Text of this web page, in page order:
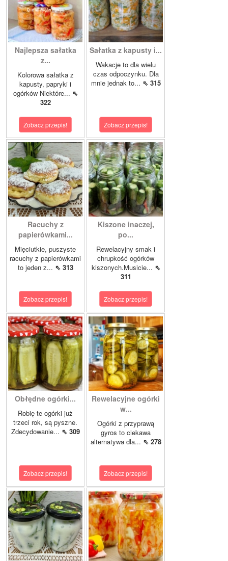
Najlepsza sałatka
z...
Kolorowa sałatka z
kapusty, papryki i
ogórków Niektóre... ⇖
322
Zobacz przepis!
Sałatka z kapusty i...
Wakacje to dla wielu
czas odpoczynku. Dla
mnie jednak to... ⇖ 315
Zobacz przepis!
Racuchy z
papierówkami...
Mięciutkie, puszyste
racuchy z papierówkami
to jeden z... ⇖ 313
Zobacz przepis!
Kiszone inaczej,
po...
Rewelacyjny smak i
chrupkość ogórków
kiszonych.Musicie... ⇖
311
Zobacz przepis!
Obłędne ogórki...
Robię te ogórki już
trzeci rok, są pyszne.
Zdecydowanie... ⇖ 309
Zobacz przepis!
Rewelacyjne ogórki
w...
Ogórki z przyprawą
gyros to ciekawa
alternatywa dla... ⇖ 278
Zobacz przepis!